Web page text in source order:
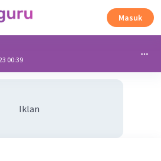
Masuk
00:39
Iklan